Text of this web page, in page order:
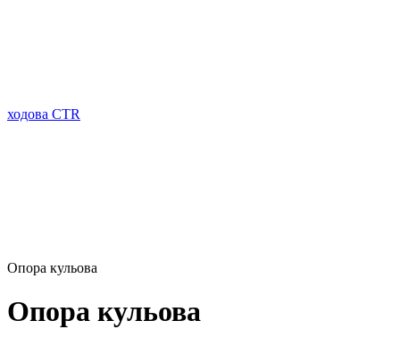
ходова CTR
Опора кульова
Опора кульова